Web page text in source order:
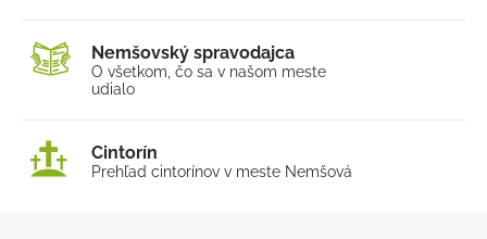
Nemšovský spravodajca
O všetkom, čo sa v našom meste
udialo
Cintorín
Prehľad cintorínov v meste Nemšová